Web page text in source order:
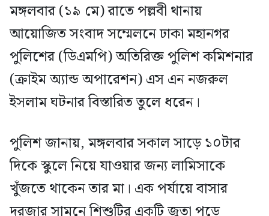
মঙ্গলবার (১৯ মে) রাতে পল্লবী থানায়
আয়োজিত সংবাদ সম্মেলনে ঢাকা মহানগর
পুলিশের (ডিএমপি) অতিরিক্ত পুলিশ কমিশনার
(ক্রাইম অ্যান্ড অপারেশন) এস এন নজরুল
ইসলাম ঘটনার বিস্তারিত তুলে ধরেন।
পুলিশ জানায়, মঙ্গলবার সকাল সাড়ে ১০টার
দিকে স্কুলে নিয়ে যাওয়ার জন্য লামিসাকে
খুঁজতে থাকেন তার মা। এক পর্যায়ে বাসার